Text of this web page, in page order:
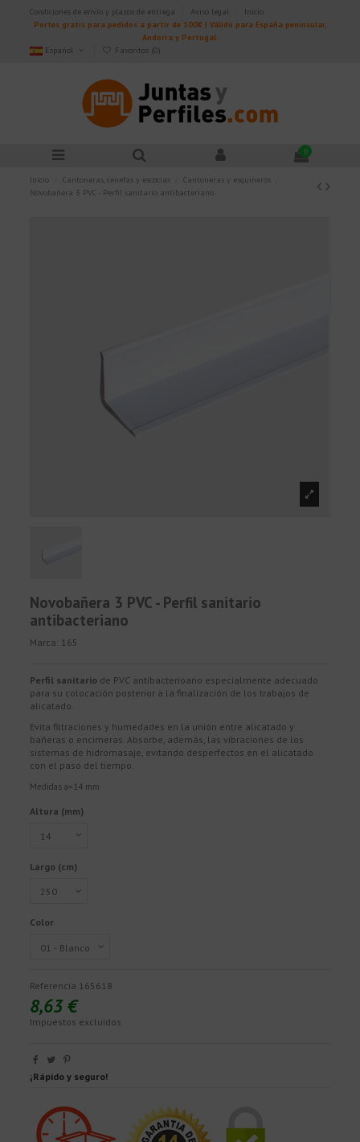
Condiciones de envío y plazos de entrega Aviso legal
Inicio
Portes gratis para pedidos a partir de 100€ | Válido para España peninsular,
Andorra y Portugal.
Español
Favoritos (0)
0
Inicio Cantoneras, cenefas y escocias
Cantoneras y esquineros
Novobañera 3 PVC - Perfil sanitario antibacteriano
Novobañera 3 PVC - Perfil sanitario
antibacteriano
Marca: 165
Perfil sanitario de PVC antibacterioano especialmente adecuado
para su colocación posterior a la finalización de los trabajos de
alicatado.
Evita filtraciones y humedades en la unión entre alicatado y
bañeras o encimeras. Absorbe, además, las vibraciones de los
sistemas de hidromasaje, evitando desperfectos en el alicatado
con el paso del tiempo.
Medidas a=14 mm
Altura (mm)
Largo (cm)
Color
Referencia 165618
8,63 €
Impuestos excluidos
¡Rápido y seguro!